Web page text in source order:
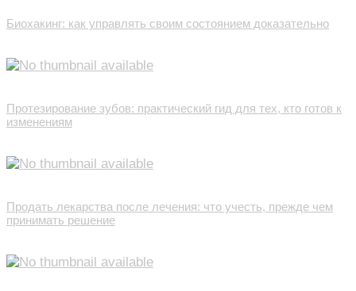
Биохакинг: как управлять своим состоянием доказательно
Протезирование зубов: практический гид для тех, кто готов к
изменениям
Продать лекарства после лечения: что учесть, прежде чем
принимать решение